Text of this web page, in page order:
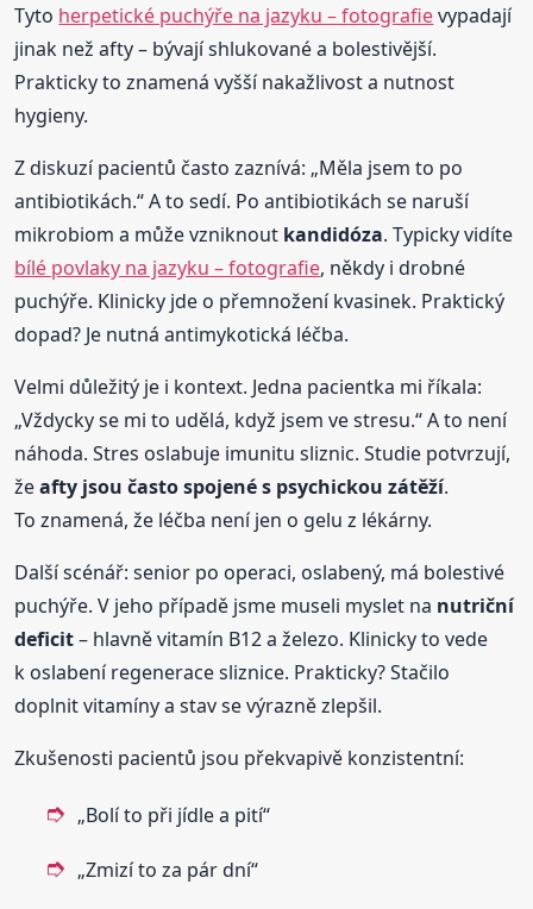
Tyto herpetické puchýře na jazyku – fotografievypadají
jinak než afty – bývají shlukované a bolestivější.
Prakticky to znamená vyšší nakažlivost a nutnost
hygieny.
Z diskuzí pacientů často zaznívá: „Měla jsem to po
antibiotikách.“ A to sedí. Po antibiotikách se naruší
mikrobiom a může vzniknout kandidóza. Typicky vidíte
bílé povlaky na jazyku – fotografie, někdy i drobné
puchýře. Klinicky jde o přemnožení kvasinek. Praktický
dopad? Je nutná antimykotická léčba.
Velmi důležitý je i kontext. Jedna pacientka mi říkala:
„Vždycky se mi to udělá, když jsem ve stresu.“ A to není
náhoda. Stres oslabuje imunitu sliznic. Studie potvrzují,
žeafty jsou často spojené s psychickou zátěží.
To znamená, že léčba není jen o gelu z lékárny.
Další scénář: senior po operaci, oslabený, má bolestivé
puchýře. V jeho případě jsme museli myslet na nutriční
deficit– hlavně vitamín B12 a železo. Klinicky to vede
k oslabení regenerace sliznice. Prakticky? Stačilo
doplnit vitamíny a stav se výrazně zlepšil.
Zkušenosti pacientů jsou překvapivě konzistentní:
„Bolí to při jídle a pití“
„Zmizí to za pár dní“